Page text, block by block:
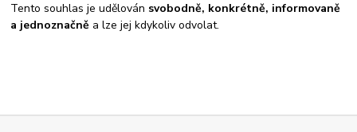
Tento souhlas je udělován svobodně, konkrétně, informovaně
a jednoznačně a lze jej kdykoliv odvolat.